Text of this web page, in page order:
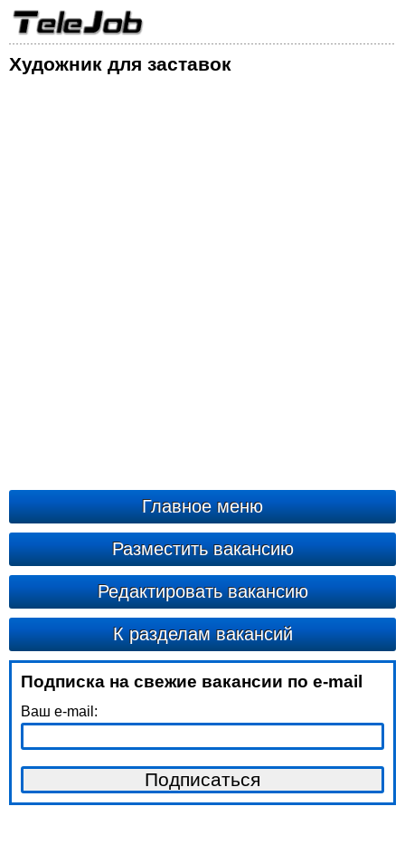
Художник для заставок
Главное меню
Разместить вакансию
Редактировать вакансию
К разделам вакансий
Подписка на свежие вакансии по e-mail
Ваш e-mail: